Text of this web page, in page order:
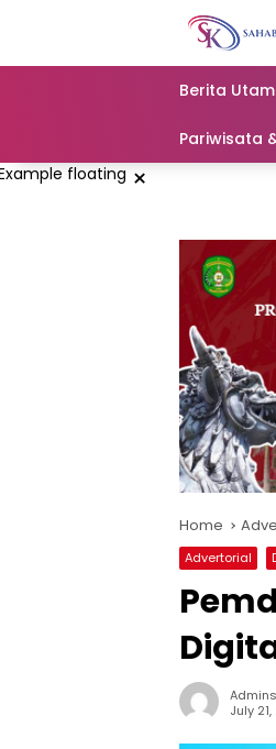
Berita
Pariwisata
×
Home
Advertorial
July